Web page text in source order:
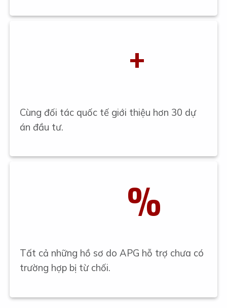
+
Cùng đối tác quốc tế giới thiệu hơn 30 dự
án đầu tư.
%
Tất cả những hồ sơ do APG hỗ trợ chưa có
trường hợp bị từ chối.